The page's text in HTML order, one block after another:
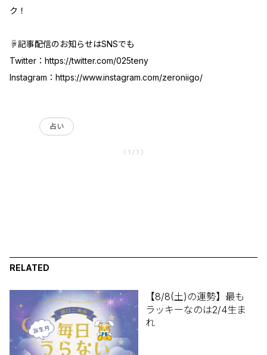
ク！
☟記事配信のお知らせはSNSでも
Twitter： https://twitter.com/025teny
Instagram： https://www.instagram.com/zeroniigo/
占い
〈 1 / 1 〉
RELATED
【8/8(土)の運勢】最も
ラッキーなのは2/4生ま
れ